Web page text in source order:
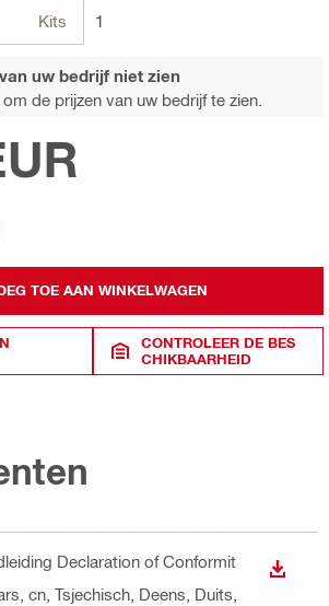
Kits 1
uw bedrijf niet zien
om de prijzen van uw bedrijf te zien.
TOE AAN WINKELWAGEN
CONTROLEER DE BES
CHIKBAARHEID
Declaration of Conformit
cn, Tsjechisch, Deens, Duits,